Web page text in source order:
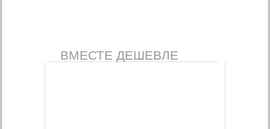
ВМЕСТЕ ДЕШЕВЛЕ